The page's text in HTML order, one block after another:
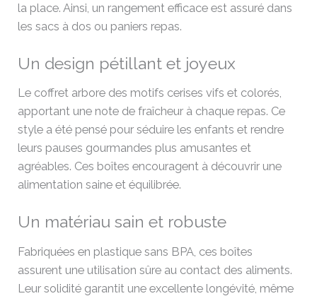
la place. Ainsi, un rangement efficace est assuré dans
les sacs à dos ou paniers repas.
Un design pétillant et joyeux
Le coffret arbore des motifs cerises vifs et colorés,
apportant une note de fraîcheur à chaque repas. Ce
style a été pensé pour séduire les enfants et rendre
leurs pauses gourmandes plus amusantes et
agréables. Ces boîtes encouragent à découvrir une
alimentation saine et équilibrée.
Un matériau sain et robuste
Fabriquées en plastique sans BPA, ces boîtes
assurent une utilisation sûre au contact des aliments.
Leur solidité garantit une excellente longévité, même